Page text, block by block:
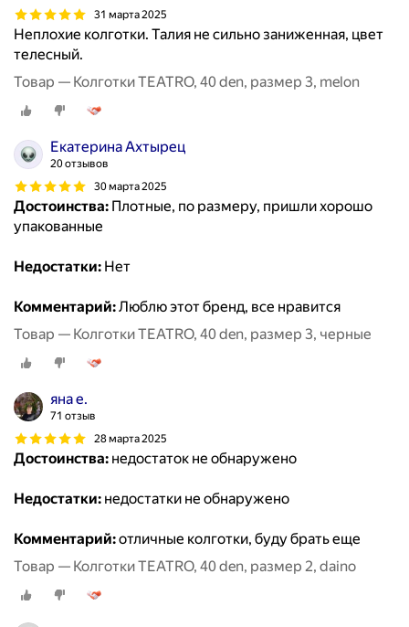
31 марта 2025
Неплохие колготки. Талия не сильно заниженная, цвет
телесный.
Товар — Колготки TEATRO, 40 den, размер 3, melon
Екатерина Ахтырец
20 отзывов
30 марта 2025
Достоинства: Плотные, по размеру, пришли хорошо
упакованные
Недостатки: Нет
Комментарий:Люблю этот бренд, все нравится
Товар — Колготки TEATRO, 40 den, размер 3, черные
яна е.
71 отзыв
28 марта 2025
Достоинства: недостаток не обнаружено
Недостатки: недостатки не обнаружено
Комментарий:отличные колготки, буду брать еще
Товар — Колготки TEATRO, 40 den, размер 2, daino